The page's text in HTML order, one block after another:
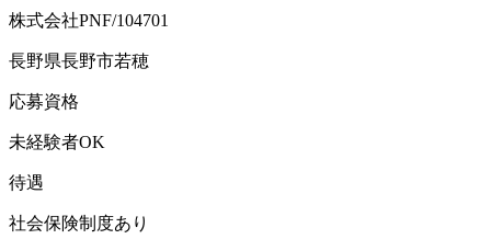
株式会社PNF/104701
長野県長野市若穂
応募資格
未経験者OK
待遇
社会保険制度あり